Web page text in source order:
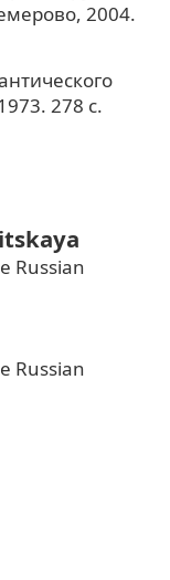
2004.
278 c.
Russian
Russian